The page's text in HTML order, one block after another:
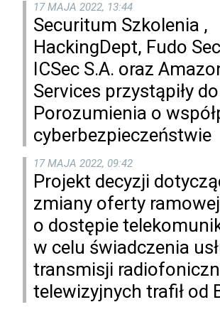
17 MAJA 2022, 13:44
Securitum Szkolenia ,
HackingDept, Fudo
ICSec S.A. oraz
Services przystąpiły do
Porozumienia o
cyberbezpieczeństwie
17 MAJA 2022, 09:42
Projekt decyzji
zmiany oferty
o dostępie
w celu świadczenia
transmisji
telewizyjnych trafił od